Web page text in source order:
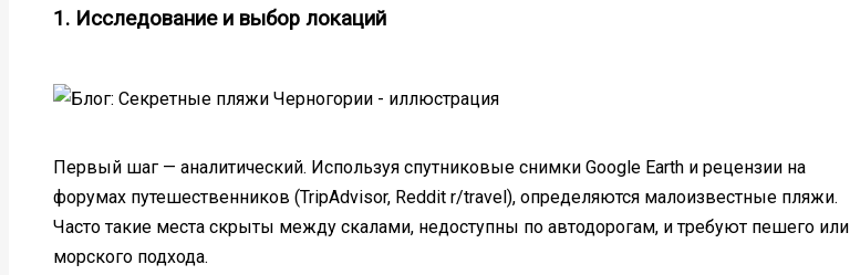
1. Исследование и выбор локаций
Первый шаг — аналитический. Используя спутниковые снимки Google Earth и рецензии на
форумах путешественников (TripAdvisor, Reddit r/travel), определяются малоизвестные пляжи.
Часто такие места скрыты между скалами, недоступны по автодорогам, и требуют пешего или
морского подхода.